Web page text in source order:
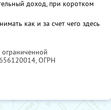
доход, при коротком
как и за счет чего здесь
ограниченной
, ОГРН